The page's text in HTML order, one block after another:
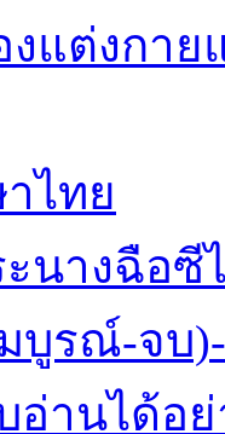
งแต่งกาย
ไทย
นางฉือซี
บูรณ์-จบ)-
อ่านได้อย่